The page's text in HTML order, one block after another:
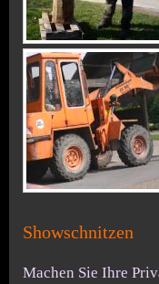
Showschnitzen
Machen Sie Ihre